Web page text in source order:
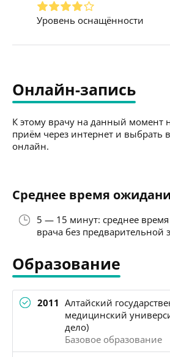
Уровень оснащённости
Онлайн-запись
К этому врачу на данный момент
приём через интернет и выбрать
онлайн.
Среднее время
5 — 15 минут: среднее
врача без предварительной
Образование
2011 Алтайский
медицинский
дело)
Базовое образование